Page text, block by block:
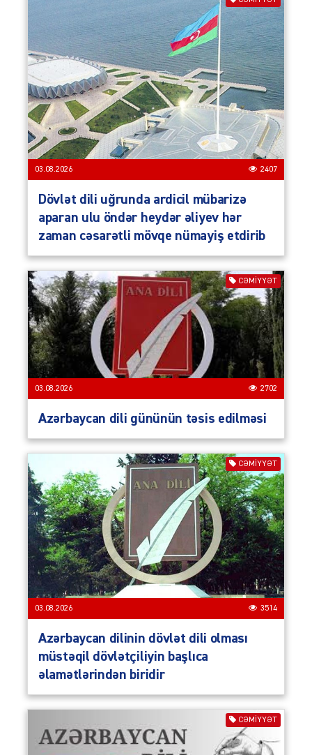
03.08.2026 2407
Dövlət dili uğrunda ardicil mübarizə
aparan ulu öndər heydər əliyev hər
zaman cəsarətli mövqe nümayiş etdirib
CƏMIYYƏT
03.08.2026 2702
Azərbaycan dili gününün təsis edilməsi
CƏMIYYƏT
03.08.2026 3514
Azərbaycan dilinin dövlət dili olması
müstəqil dövlətçiliyin başlıca
əlamətlərindən biridir
CƏMIYYƏT